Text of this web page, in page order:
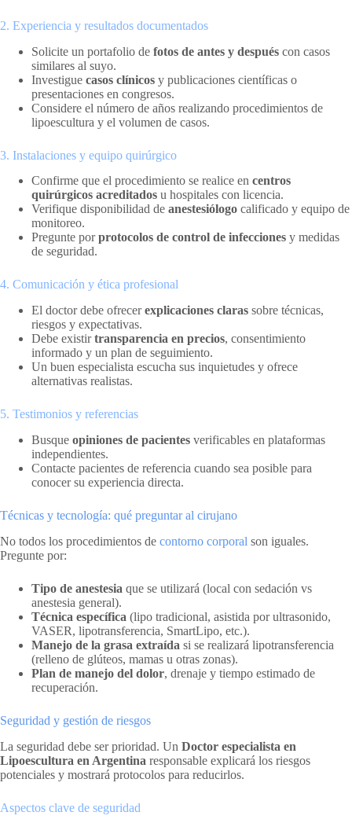
2. Experiencia y resultados documentados
Solicite un portafolio de fotos de antes y después con casos
similares al suyo.
Investigue casos clínicos y publicaciones científicas o
presentaciones en congresos.
Considere el número de años realizando procedimientos de
lipoescultura y el volumen de casos.
3. Instalaciones y equipo quirúrgico
Confirme que el procedimiento se realice en centros
quirúrgicos acreditados u hospitales con licencia.
Verifique disponibilidad de anestesiólogo calificado y equipo de
monitoreo.
Pregunte porprotocolos de control de infecciones y medidas
de seguridad.
4. Comunicación y ética profesional
El doctor debe ofrecerexplicaciones claras sobre técnicas,
riesgos y expectativas.
Debe existirtransparencia en precios, consentimiento
informado y un plan de seguimiento.
Un buen especialista escucha sus inquietudes y ofrece
alternativas realistas.
5. Testimonios y referencias
Busque opiniones de pacientes verificables en plataformas
independientes.
Contacte pacientes de referencia cuando sea posible para
conocer su experiencia directa.
Técnicas y tecnología: qué preguntar al cirujano
No todos los procedimientos de contorno corporal son iguales.
Pregunte por:
Tipo de anestesia que se utilizará (local con sedación vs
anestesia general).
Técnica específica (lipo tradicional, asistida por ultrasonido,
VASER, lipotransferencia, SmartLipo, etc.).
Manejo de la grasa extraída si se realizará lipotransferencia
(relleno de glúteos, mamas u otras zonas).
Plan de manejo del dolor, drenaje y tiempo estimado de
recuperación.
Seguridad y gestión de riesgos
La seguridad debe ser prioridad. Un Doctor especialista en
Lipoescultura en Argentina responsable explicará los riesgos
potenciales y mostrará protocolos para reducirlos.
Aspectos clave de seguridad